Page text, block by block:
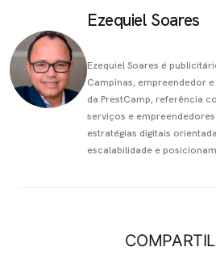
Ezequiel Soares
Ezequiel Soares é
Campinas, empreendedor
da PrestCamp, referência
serviços e
estratégias digitais
escalabilidade e